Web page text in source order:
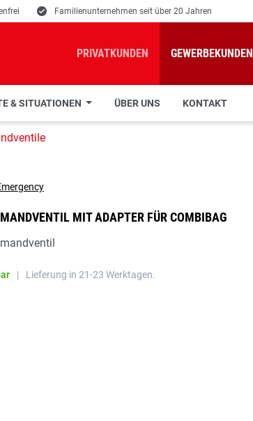
E Familienunternehmen seit über 20 Jahren
PRIVATKUNDEN GEWERBEKUNDEN
& SITUATIONEN ÜBER UNS KONTAKT
MIT ADAPTER FÜR COMBIBAG
| Lieferung in 21-23 Werktagen.